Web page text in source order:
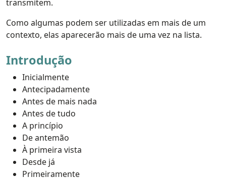
transmitem.
Como algumas podem ser utilizadas em mais de um
contexto, elas aparecerão mais de uma vez na lista.
Introdução
Inicialmente
Antecipadamente
Antes de mais nada
Antes de tudo
A princípio
De antemão
À primeira vista
Desde já
Primeiramente